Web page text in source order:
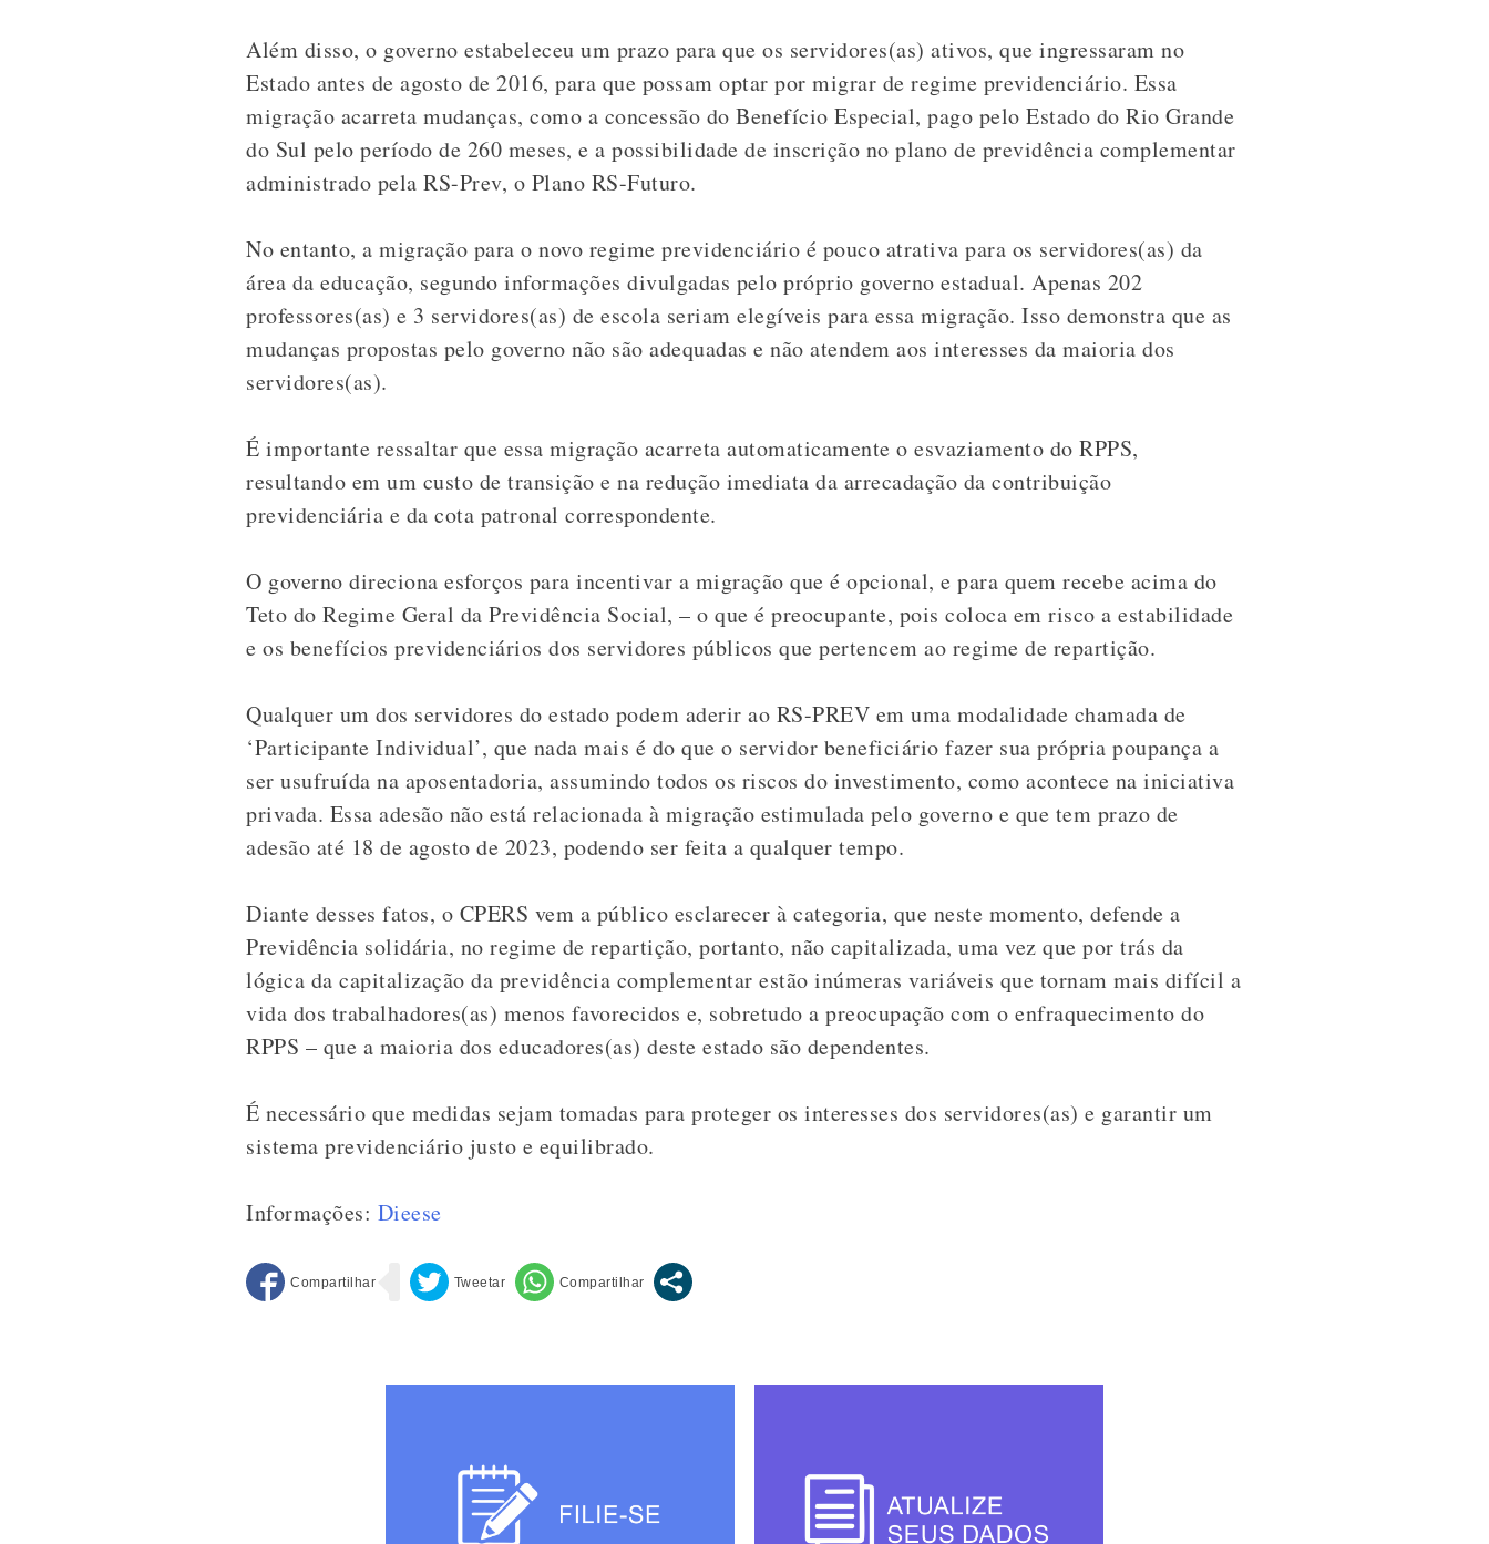
Além disso, o governo estabeleceu um prazo para que os servidores(as) ativos, que ingressaram no
Estado antes de agosto de 2016, para que possam optar por migrar de regime previdenciário. Essa
migração acarreta mudanças, como a concessão do Benefício Especial, pago pelo Estado do Rio Grande
do Sul pelo período de 260 meses, e a possibilidade de inscrição no plano de previdência complementar
administrado pela RS-Prev, o Plano RS-Futuro.
No entanto, a migração para o novo regime previdenciário é pouco atrativa para os servidores(as) da
área da educação, segundo informações divulgadas pelo próprio governo estadual. Apenas 202
professores(as) e 3 servidores(as) de escola seriam elegíveis para essa migração. Isso demonstra que as
mudanças propostas pelo governo não são adequadas e não atendem aos interesses da maioria dos
servidores(as).
É importante ressaltar que essa migração acarreta automaticamente o esvaziamento do RPPS,
resultando em um custo de transição e na redução imediata da arrecadação da contribuição
previdenciária e da cota patronal correspondente.
O governo direciona esforços para incentivar a migração que é opcional, e para quem recebe acima do
Teto do Regime Geral da Previdência Social, – o que é preocupante, pois coloca em risco a estabilidade
e os benefícios previdenciários dos servidores públicos que pertencem ao regime de repartição.
Qualquer um dos servidores do estado podem aderir ao RS-PREV em uma modalidade chamada de
‘Participante Individual’, que nada mais é do que o servidor beneficiário fazer sua própria poupança a
ser usufruída na aposentadoria, assumindo todos os riscos do investimento, como acontece na iniciativa
privada. Essa adesão não está relacionada à migração estimulada pelo governo e que tem prazo de
adesão até 18 de agosto de 2023, podendo ser feita a qualquer tempo.
Diante desses fatos, o CPERS vem a público esclarecer à categoria, que neste momento, defende a
Previdência solidária, no regime de repartição, portanto, não capitalizada, uma vez que por trás da
lógica da capitalização da previdência complementar estão inúmeras variáveis que tornam mais difícil a
vida dos trabalhadores(as) menos favorecidos e, sobretudo a preocupação com o enfraquecimento do
RPPS – que a maioria dos educadores(as) deste estado são dependentes.
É necessário que medidas sejam tomadas para proteger os interesses dos servidores(as) e garantir um
sistema previdenciário justo e equilibrado.
Informações: Dieese